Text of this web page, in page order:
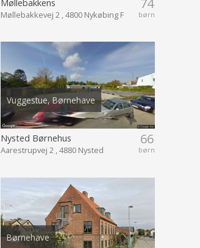
74
børn
Møllebakkevej 2 , 4800 Nykøbing F
Vuggestue, Børnehave
66
børn
Nysted Børnehus
Aarestrupvej 2 , 4880 Nysted
Børnehave